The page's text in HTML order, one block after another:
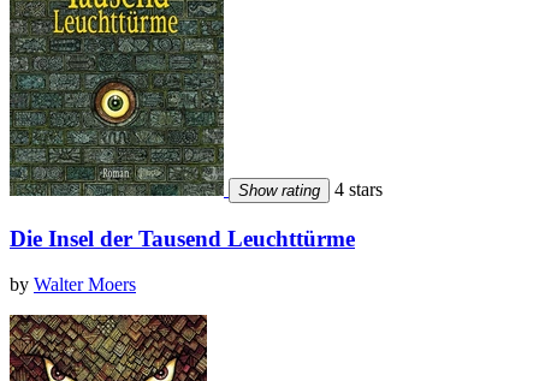
Show rating 4 stars
Die Insel der Tausend Leuchttürme
by Walter Moers